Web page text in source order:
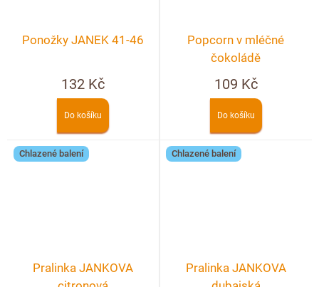
Ponožky JANEK 41-46
132 Kč
Do košíku
Popcorn v mléčné
čokoládě
109 Kč
Do košíku
Chlazené balení
Pralinka JANKOVA
Chlazené balení
Pralinka JANKOVA